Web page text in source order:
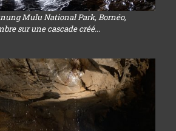
Mulu National Park, Bornéo,
sur une cascade créé...